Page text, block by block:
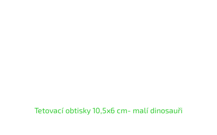
Tetovací obtisky 10,5x6 cm- malí dinosauři